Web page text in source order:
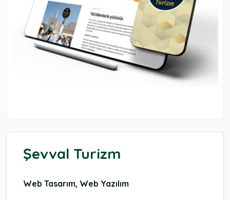
Şevval Turizm
Web Tasarım, Web Yazılım